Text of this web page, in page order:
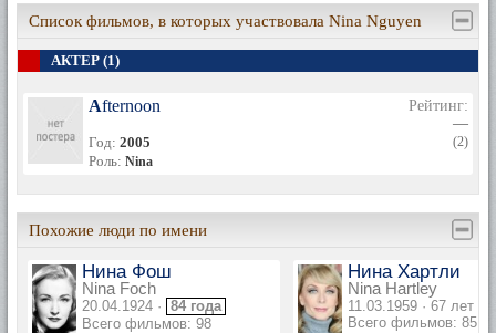
Список фильмов, в которых участвовала Nina Nguyen
АКТЕР (1)
Afternoon
Год: 2005
Роль: Nina
Рейтинг:
—
(2)
Похожие люди по имени
Нина Фош
Nina Foch
20.04.1924 · 84 года
Всего фильмов: 98
Нина Хартли
Nina Hartley
11.03.1959 · 67 лет
Всего фильмов: 85